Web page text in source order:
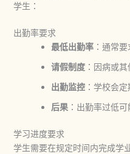
学生：
出勤率要求
最低出勤率：通常
请假制度：因病或其
出勤监控：学校会定
后果：出勤率过低
学习进度要求
学生需要在规定时间内完成学